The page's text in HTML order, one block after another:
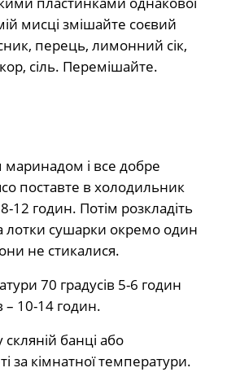
мисці змішайте соєвий
перець, лимонний сік,
сіль. Перемішайте.
і все добре
поставте в холодильник
12 годин. Потім розкладіть
лотки сушарки окремо один
не стикалися.
70 градусів 5-6 годин
– 10-14 годин.
скляній банці або
за кімнатної температури.